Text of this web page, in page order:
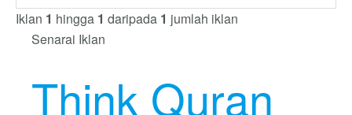
Iklan 1 hingga 1 daripada 1 jumlah iklan
Senarai Iklan
Think Quran